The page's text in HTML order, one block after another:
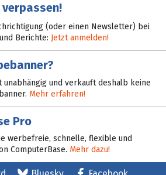
(oder einen Newsletter) bei
Berichte: Jetzt anmelden!
und verkauft deshalb keine
Mehr erfahren!
Pro
werbefreie, schnelle, flexible und
ComputerBase. Mehr dazu!